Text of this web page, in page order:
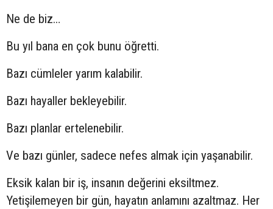
Ne de biz…
Bu yıl bana en çok bunu öğretti.
Bazı cümleler yarım kalabilir.
Bazı hayaller bekleyebilir.
Bazı planlar ertelenebilir.
Ve bazı günler, sadece nefes almak için yaşanabilir.
Eksik kalan bir iş, insanın değerini eksiltmez.
Yetişilemeyen bir gün, hayatın anlamını azaltmaz. Her